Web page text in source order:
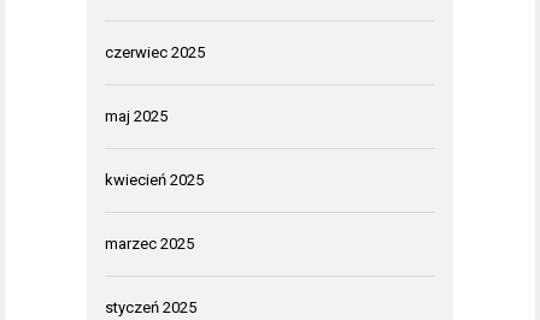
czerwiec 2025
maj 2025
kwiecień 2025
marzec 2025
styczeń 2025